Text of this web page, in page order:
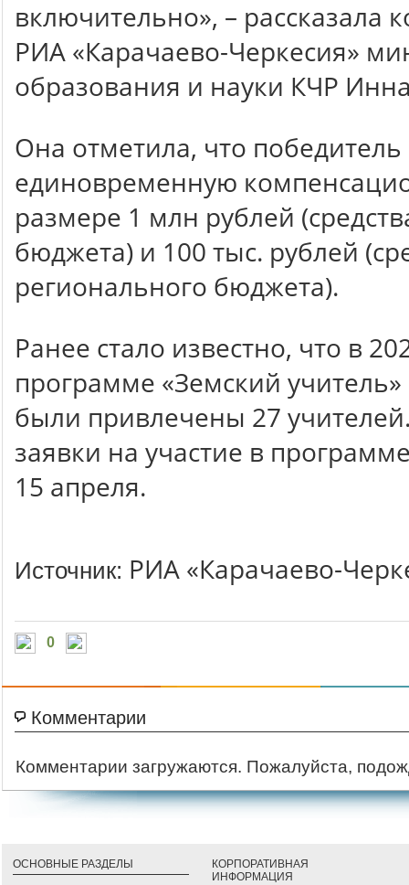
включительно», – рассказала
РИА «Карачаево-Черкесия»
образования и науки КЧР
Она отметила, что
единовременную
размере 1 млн рублей
бюджета) и 100 тыс. рублей
регионального бюджета).
Ранее стало известно, что в
программе «Земский учитель»
были привлечены 27
заявки на участие в
15 апреля.
Источник: РИА «Карачаево-
0
Комментарии
Комментарии загружаются. Пожалуйста,
ОСНОВНЫЕ РАЗДЕЛЫ
КОРПОРАТИВНАЯ
ИНФОРМАЦИЯ